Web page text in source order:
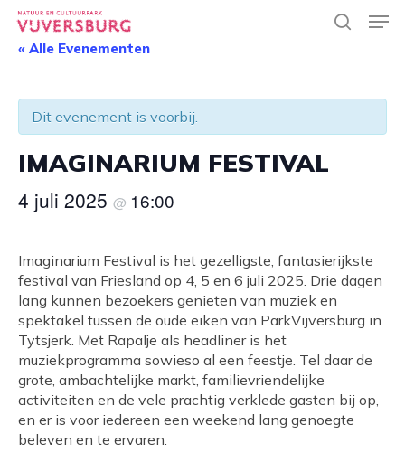
Skip
main« Alle Evenementen
Dit evenement is voorbij.
IMAGINARIUM FESTIVAL
4 juli 2025 @ 16:00
Imaginarium Festival is het gezelligste, fantasierijkste
festival van Friesland op 4, 5 en 6 juli 2025. Drie dagen
lang kunnen bezoekers genieten van muziek en
spektakel tussen de oude eiken van ParkVijversburg in
Tytsjerk. Met Rapalje als headliner is het
muziekprogramma sowieso al een feestje. Tel daar de
grote, ambachtelijke markt, familievriendelijke
activiteiten en de vele prachtig verklede gasten bij op,
en er is voor iedereen een weekend lang genoegte
beleven en te ervaren.